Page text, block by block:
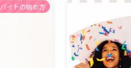
バイトの始め方